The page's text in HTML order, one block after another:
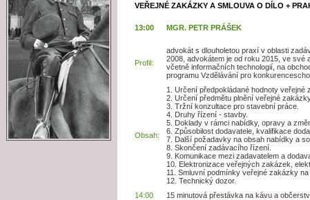
VEŘEJNÉ ZAKÁZKY A SMLOUVA O DÍLO +
13:00 MGR. PETR PRÁŠEK
Profil:
advokát s dlouholetou praxí v oblasti
2008, advokátem je od roku 2015, ve
včetně informačních technologií, na
programu Vzdělávání pro
Obsah:
​1. Určení předpokládané hodnoty veřejné
2. Určení předmětu plnění veřejné
3. Tržní konzultace pro stavební práce.
4. Druhy řízení - stavby.
5. Doklady v rámci nabídky, opravy a
6. Způsobilost dodavatele, kvalifikace
7. Další požadavky na obsah nabídky a
8. Skončení zadávacího řízení.
9. Komunikace mezi zadavatelem a
10. Elektronizace veřejných zakázek,
11. Smluvní podmínky veřejné zakázky
12. Technický dozor.
14:00
15 minutová přestávka na kávu a